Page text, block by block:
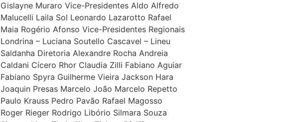
Gislayne Muraro Vice-Presidentes Aldo Alfredo
Malucelli Laila Sol Leonardo Lazarotto Rafael
Maia Rogério Afonso Vice-Presidentes Regionais
Londrina – Luciana Soutello Cascavel – Lineu
Saldanha Diretoria Alexandre Rocha Andreia
Caldani Cícero Rhor Claudia Zilli Fabiano Aguiar
Fabiano Spyra Guilherme Vieira Jackson Hara
Joaquin Presas Marcelo João Marcelo Repetto
Paulo Krauss Pedro Pavão Rafael Magosso
Roger Rieger Rodrigo Libório Silmara Souza